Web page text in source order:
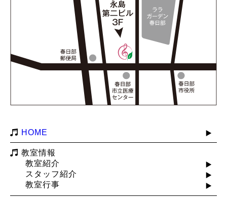
HOME
教室情報
教室紹介
スタッフ紹介
教室行事